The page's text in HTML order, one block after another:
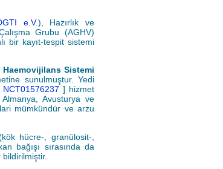
e.V.), Hazırlık ve
Grubu (AGHV)
bir kayıt-tespit sistemi
Sistemi
sunulmuştur. Yedi
] hizmet
Avusturya ve
mümkündür ve arzu
hücre-, granülosit-,
bağışı sırasında da